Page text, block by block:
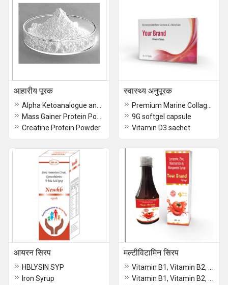
आहारीय पूरक
Creatine Protein Powder
स्वास्थ्य अनुपूरक
9G softgel capsule
Vitamin D3 sachet
आयरन सिरप
HBLYSIN SYP
Iron Syrup
मल्टीविटामिन सिरप